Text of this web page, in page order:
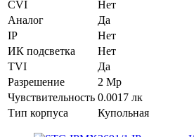
CVI
Нет
Аналог
Да
IP
Нет
ИК подсветка
Нет
TVI
Да
Разрешение
2 Mp
Чувствительность 0.0017 лк
Тип корпуса
Купольная